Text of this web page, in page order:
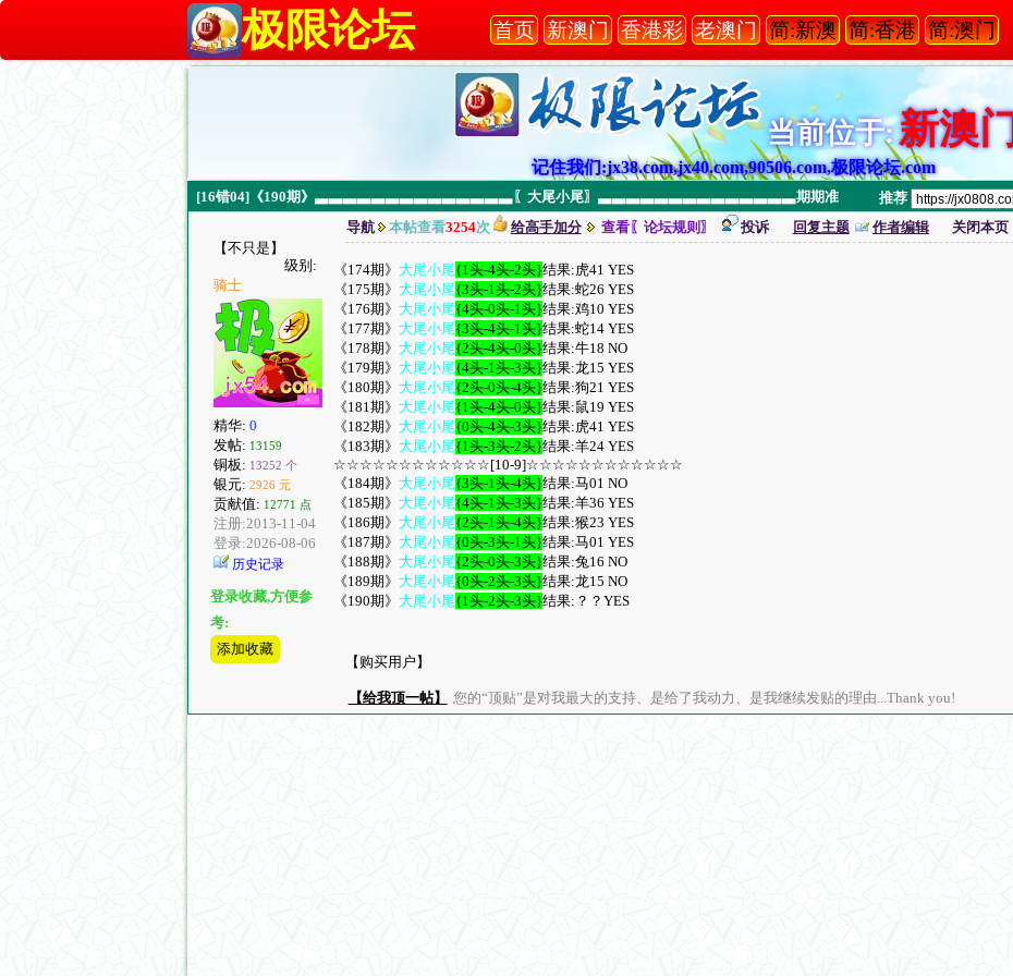
极限论坛 首页 新澳门 香港彩 老澳门 简:新澳 简:香港 简:澳门
当前位于:新澳门
记住我们:jx38.com,jx40.com,90506.com,极限论坛.com
[16错04]《190期》▃▃▃▃▃▃▃▃▃▃▃▃▃▃〖大尾小尾〗▃▃▃▃▃▃▃▃▃▃▃▃▃▃期期准 推荐
【不只是】
级别:
骑士
精华: 0
发帖: 13159
铜板: 13252 个
银元: 2926 元
贡献值: 12771 点
注册:2013-11-04
登录:2026-08-06
历史记录
登录收藏,方便参
考:
添加收藏
导航 本帖查看3254次 给高手加分 查看〖论坛规则〗 投诉 回复主题 作者编辑 关闭本页
《174期》 大尾小尾{1头-4头-2头}结果:虎41 YES
《175期》 大尾小尾{3头-1头-2头}结果:蛇26 YES
《176期》 大尾小尾{4头-0头-1头}结果:鸡10 YES
《177期》 大尾小尾{3头-4头-1头}结果:蛇14 YES
《178期》 大尾小尾{2头-4头-0头}结果:牛18 NO
《179期》 大尾小尾{4头-1头-3头}结果:龙15 YES
《180期》 大尾小尾{2头-0头-4头}结果:狗21 YES
《181期》 大尾小尾{1头-4头-0头}结果:鼠19 YES
《182期》 大尾小尾{0头-4头-3头}结果:虎41 YES
《183期》 大尾小尾{1头-3头-2头}结果:羊24 YES
☆☆☆☆☆☆☆☆☆☆☆☆[10-9]☆☆☆☆☆☆☆☆☆☆☆☆
《184期》 大尾小尾{3头-1头-4头}结果:马01 NO
《185期》 大尾小尾{4头-1头-3头}结果:羊36 YES
《186期》 大尾小尾{2头-1头-4头}结果:猴23 YES
《187期》 大尾小尾{0头-3头-1头}结果:马01 YES
《188期》 大尾小尾{2头-0头-3头}结果:兔16 NO
《189期》 大尾小尾{0头-2头-3头}结果:龙15 NO
《190期》 大尾小尾{1头-2头-3头}结果:？？YES
【购买用户】
【给我顶一帖】 您的“顶贴”是对我最大的支持、是给了我动力、是我继续发贴的理由...Thank you!